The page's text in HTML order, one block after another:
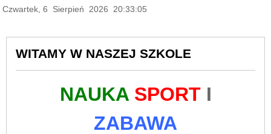
Czwartek, 6 Sierpień 2026 20:33:06
WITAMY W NASZEJ SZKOLE
NAUKA SPORTI
ZABAWA